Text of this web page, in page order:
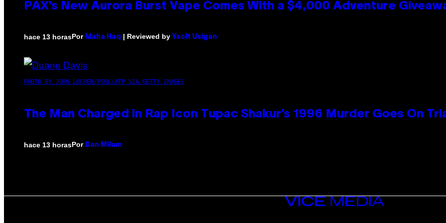
PAX’s New Aurora Burst Vape Comes With a $4,000 Adventure
hace 13 horasPor Maha Haq | Reviewed by Ysolt Usigan
PHOTO BY JOHN LOCHER/POOL/AFP VIA GETTY IMAGES
The Man Charged in Rap Icon Tupac Shakur’s 1996 Murder Goes On
hace 13 horasPor Dan Milam
VICE
MEDIA